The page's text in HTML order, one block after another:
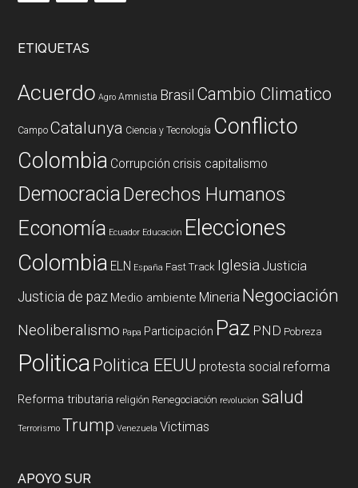
ETIQUETAS
Acuerdo Agro Amnistia Brasil Cambio Climatico
Campo Catalunya Ciencia y Tecnología Conflicto
Colombia Corrupción crisis capitalismo
DemocraciaDerechos Humanos
Economía Ecuador Educación Elecciones
Colombia ELN España Fast Track Iglesia Justicia
Justicia de paz Medio ambiente Mineria Negociación
Neoliberalismo Papa Participación Paz PND Pobreza
PoliticaPolitica EEUU protesta social reforma
Reforma tributaria religión Renegociación revolucion salud
Terrorismo Trump Venezuela Victimas
APOYO SUR